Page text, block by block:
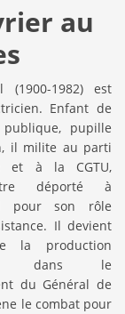
au
(1900-1982) est
Enfant de
publique, pupille
il milite au parti
et à la CGTU,
déporté à
pour son rôle
Il devient
la production
dans le
du Général de
le combat pour